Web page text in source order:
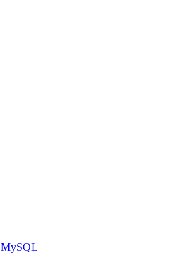
بحث RAG في MySQL